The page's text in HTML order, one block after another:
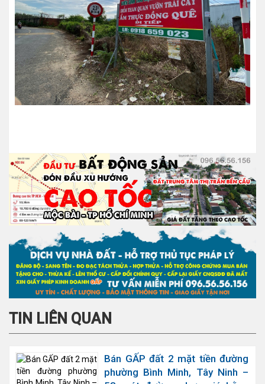
TIN LIÊN QUAN
Bán GẤP đất 2 mặt tiền đường
phường Bình Minh, Tây Ninh –